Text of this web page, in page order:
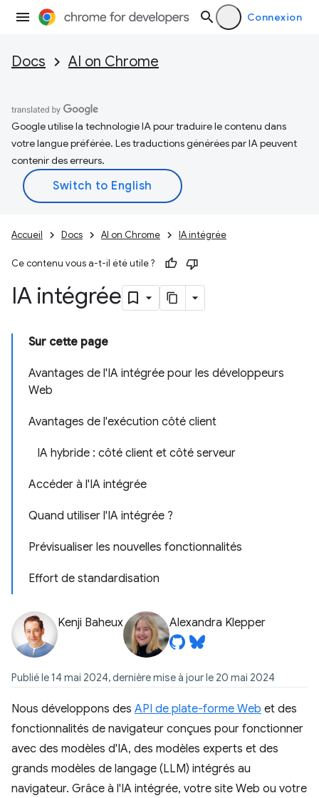
Connexion
Docs AI on Chrome
Google utilise la technologie IA pour traduire le contenu dans
votre langue préférée. Les traductions générées par IA peuvent
contenir des erreurs.
Accueil Docs AI on Chrome IA intégrée
Ce contenu vous a-t-il été utile ?
IA intégrée
Sur cette page
Avantages de l'IA intégrée pour les développeurs
Web
Avantages de l'exécution côté client
IA hybride : côté client et côté serveur
Accéder à l'IA intégrée
Quand utiliser l'IA intégrée ?
Prévisualiser les nouvelles fonctionnalités
Effort de standardisation
Kenji Baheux Alexandra Klepper
Publié le 14 mai 2024, dernière mise à jour le 20 mai 2024
Nous développons des API de plate-forme Web et des
fonctionnalités de navigateur conçues pour fonctionner
avec des modèles d'IA, des modèles experts et des
grands modèles de langage (LLM) intégrés au
navigateur. Grâce à l'IA intégrée, votre site Web ou votre